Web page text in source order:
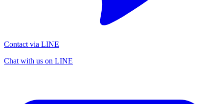
Contact via LINE
Chat with us on LINE